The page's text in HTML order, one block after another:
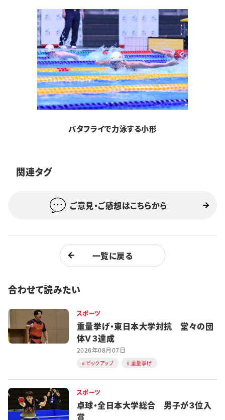
バタフライで力泳する小形
関連タグ
ご意見・ご感想はこちらから
一覧に戻る
合わせて読みたい
スポーツ
重量挙げ・東日本大学対抗 堂々の団
体Ｖ３達成
2026年08月07日
ピックアップ 重量挙げ
スポーツ
卓球・全日本大学総合 男子が３位入
賞